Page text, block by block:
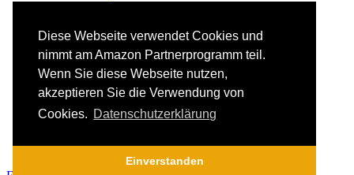
Diese Webseite verwendet Cookies und
nimmt am Amazon Partnerprogramm teil.
Wenn Sie diese Webseite nutzen,
akzeptieren Sie die Verwendung von
Cookies. Datenschutzerklärung
Einverstanden
Gewürzregal & Gewürzboard
Regaleinsatz
Scharniere & Dämpfer
Küchen-Elektrogeräte
Küchen-Mixer & -Rührer
Küchenwaage
Smoothie Maker
Toaster